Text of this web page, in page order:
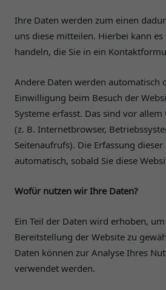
Ihre Daten werden zum einen
uns diese mitteilen. Hierbei kann
handeln, die Sie in ein
Andere Daten werden automatisch
Einwilligung beim Besuch der
Systeme erfasst. Das sind vor
(z. B. Internetbrowser,
Seitenaufrufs). Die Erfassung
automatisch, sobald Sie diese
Wofür nutzen wir Ihre Daten?
Ein Teil der Daten wird erhoben,
Bereitstellung der Website zu
Daten können zur Analyse Ihres
verwendet werden.